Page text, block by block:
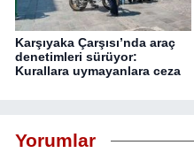
Karşıyaka Çarşısı’nda araç
denetimleri sürüyor:
Kurallara uymayanlara ceza
Yorumlar